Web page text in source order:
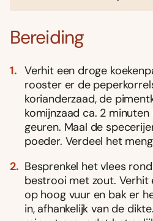
Bereiding
Verhit een droge
rooster er de
korianderzaad, de
komijnzaad ca. 2
geuren. Maal de
poeder. Verdeel het
Besprenkel het vlees
bestrooi met zout. Verhit
op hoog vuur en bak er
in, afhankelijk van de